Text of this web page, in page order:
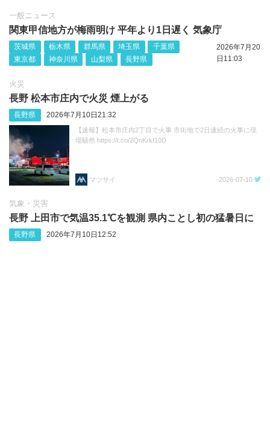
一般ニュース
関東甲信地方が梅雨明け 平年より1日遅く 気象庁
茨城県 栃木県 群馬県 埼玉県
千葉県
東京都
神奈川県 山梨県 長野県
2026年7月20
日11:03
火災
長野 松本市庄内で火災 煙上がる
長野県 2026年7月10日21:32
【速報】松本市庄内2丁目で火事 市街地で2日連続の火事に現
場騒然 https://t.co/2QnKrkI10D
マツサイ 2026-07-10
気象・災害
長野 上田市で気温35.1℃を観測 県内ことし初の猛暑日に
長野県 2026年7月10日12:52